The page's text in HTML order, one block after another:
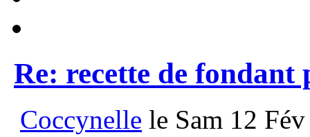
Re: recette de fondant
Coccynelle le Sam 12